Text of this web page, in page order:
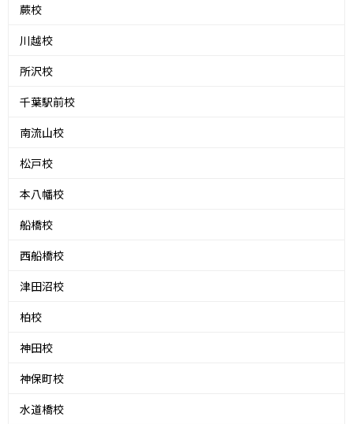
蕨校
川越校
所沢校
千葉駅前校
南流山校
松戸校
本八幡校
船橋校
西船橋校
津田沼校
柏校
神田校
神保町校
水道橋校